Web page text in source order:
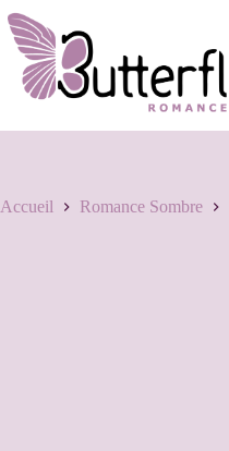
Accueil Romance Sombre